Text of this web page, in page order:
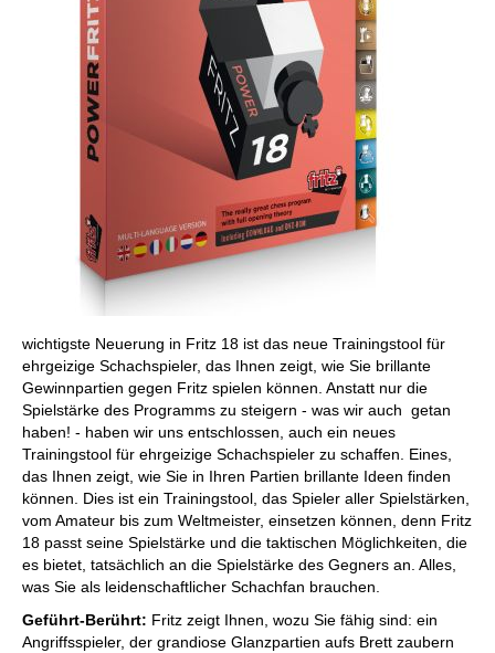
wichtigste Neuerung in Fritz 18 ist das neue Trainingstool für
ehrgeizige Schachspieler, das Ihnen zeigt, wie Sie brillante
Gewinnpartien gegen Fritz spielen können. Anstatt nur die
Spielstärke des Programms zu steigern - was wir auch getan
haben! - haben wir uns entschlossen, auch ein neues
Trainingstool für ehrgeizige Schachspieler zu schaffen. Eines,
das Ihnen zeigt, wie Sie in Ihren Partien brillante Ideen finden
können. Dies ist ein Trainingstool, das Spieler aller Spielstärken,
vom Amateur bis zum Weltmeister, einsetzen können, denn Fritz
18 passt seine Spielstärke und die taktischen Möglichkeiten, die
es bietet, tatsächlich an die Spielstärke des Gegners an. Alles,
was Sie als leidenschaftlicher Schachfan brauchen.
Geführt-Berührt: Fritz zeigt Ihnen, wozu Sie fähig sind: ein
Angriffsspieler, der grandiose Glanzpartien aufs Brett zaubern